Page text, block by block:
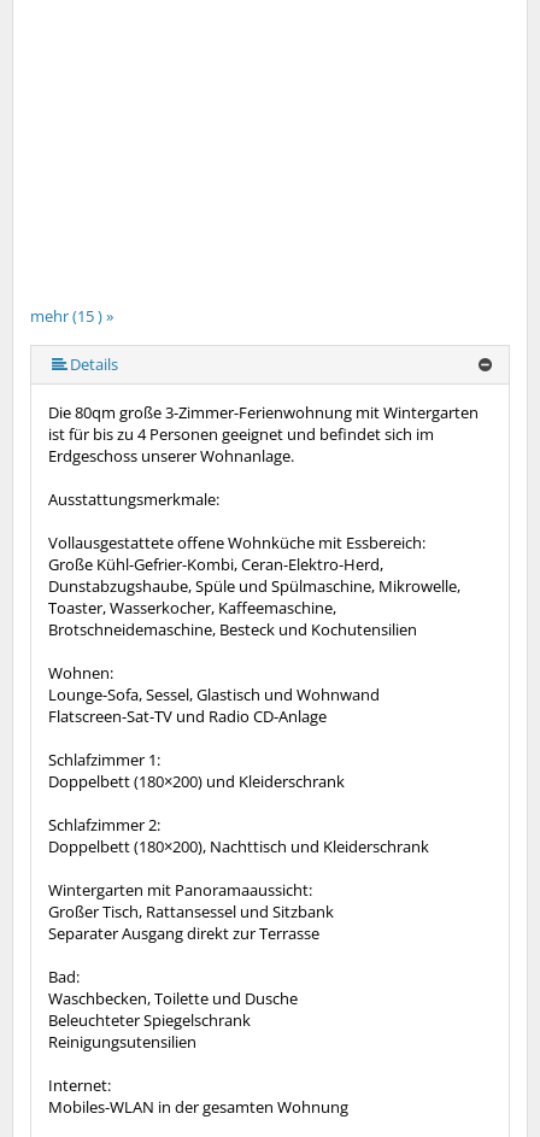
mehr (15 ) »
mehr (15 ) »
mehr (15 ) »
mehr (15 ) »
mehr (15 ) »
mehr (15 ) »
mehr (15 ) »
mehr (15 ) »
mehr (15 ) »
mehr (15 ) »
mehr (15 ) »
mehr (15 ) »
Details
Die 80qm große 3-Zimmer-Ferienwohnung mit Wintergarten
ist für bis zu 4 Personen geeignet und befindet sich im
Erdgeschoss unserer Wohnanlage.
Ausstattungsmerkmale:
Vollausgestattete offene Wohnküche mit Essbereich:
Große Kühl-Gefrier-Kombi, Ceran-Elektro-Herd,
Dunstabzugshaube, Spüle und Spülmaschine, Mikrowelle,
Toaster, Wasserkocher, Kaffeemaschine,
Brotschneidemaschine, Besteck und Kochutensilien
Wohnen:
Lounge-Sofa, Sessel, Glastisch und Wohnwand
Flatscreen-Sat-TV und Radio CD-Anlage
Schlafzimmer 1:
Doppelbett (180×200) und Kleiderschrank
Schlafzimmer 2:
Doppelbett (180×200), Nachttisch und Kleiderschrank
Wintergarten mit Panoramaaussicht:
Großer Tisch, Rattansessel und Sitzbank
Separater Ausgang direkt zur Terrasse
Bad:
Waschbecken, Toilette und Dusche
Beleuchteter Spiegelschrank
Reinigungsutensilien
Internet:
Mobiles-WLAN in der gesamten Wohnung